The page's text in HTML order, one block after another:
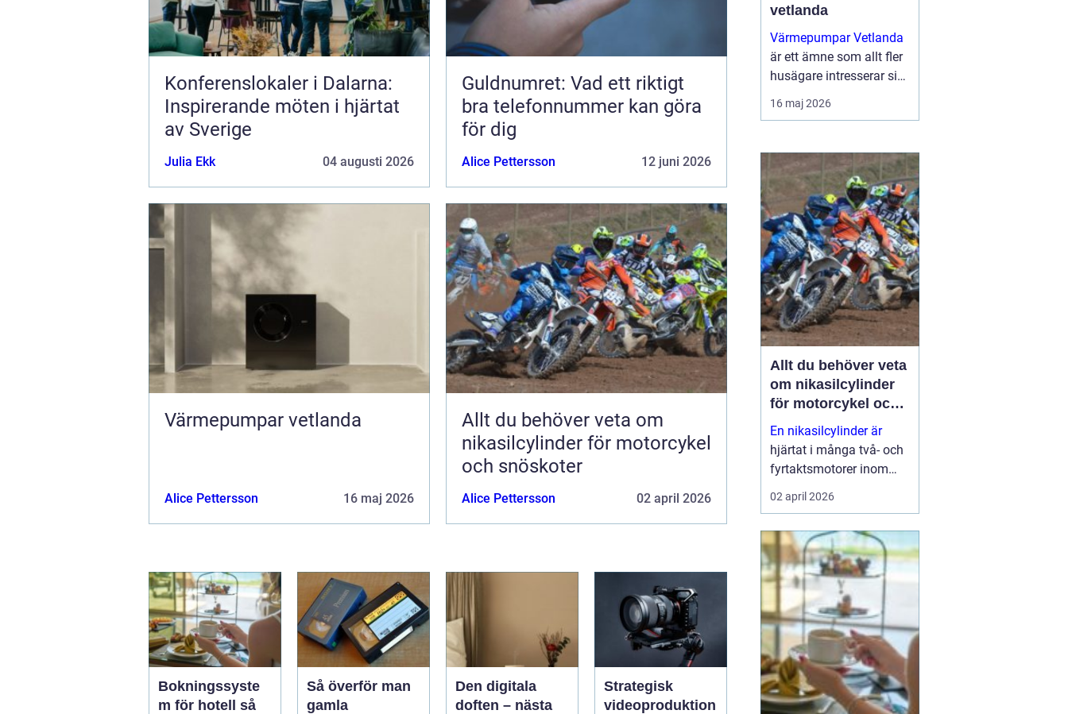
Konferenslokaler i Dalarna:
Inspirerande möten i hjärtat
av Sverige
Julia Ekk 04 augusti 2026
Guldnumret: Vad ett riktigt
bra telefonnummer kan göra
för dig
Alice Pettersson 12 juni 2026
Värmepumpar vetlanda
Alice Pettersson 16 maj 2026
Allt du behöver veta om
nikasilcylinder för motorcykel
och snöskoter
Alice Pettersson 02 april 2026
Bokningssyste
m för hotell så
Så överför man
gamla
Den digitala
doften – nästa
Strategisk
videoproduktion
vetlanda
Värmepumpar Vetlanda
är ett ämne som allt fler
husägare intresserar sig
för när energipriserna
ökar och kraven på
tydligare. Genom att
utnyttja lagrad solen...
16 maj 2026
Allt du behöver veta
om nikasilcylinder
för motorcykel och
snöskoter
En nikasilcylinder är
hjärtat i många två- och
fyrtaktsmotorer inom
motocross, enduro och
snöskoter. Rätt utförd
låg friktion, bra
värmeavledning och
lång livslängd. Fel utförd
beläggnin...
02 april 2026